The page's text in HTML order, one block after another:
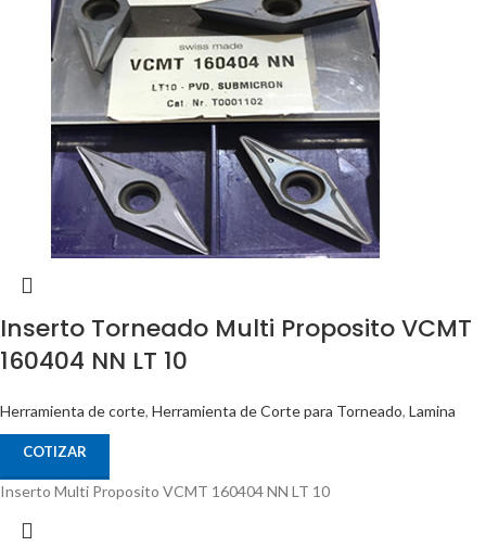
Inserto Torneado Multi Proposito VCMT
160404 NN LT 10
Herramienta de corte, Herramienta de Corte para Torneado, Lamina
COTIZAR
Inserto Multi Proposito VCMT 160404 NN LT 10